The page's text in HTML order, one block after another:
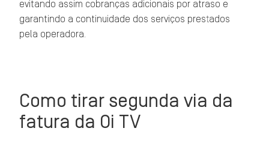
evitando assim cobranças adicionais por atraso e
garantindo a continuidade dos serviços prestados
pela operadora.
Como tirar segunda via da
fatura da Oi TV